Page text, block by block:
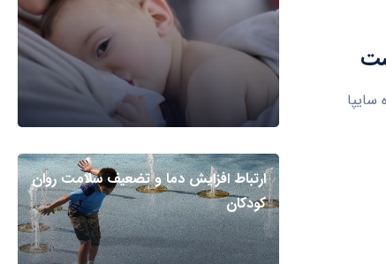
ارتباط افزایش دما و تضعیف سلامت روان
کودکان